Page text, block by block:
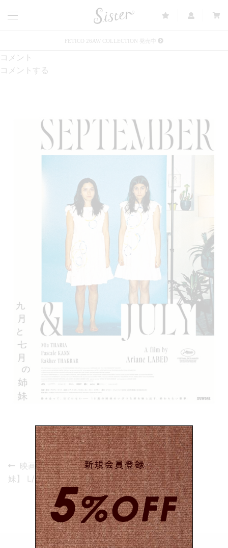
FETICO 26AW COLLECTION 発売中
発売中 : Sister × OJOJO NAITŌ
発売中 : Sister × 前原光榮商店
Summer Sale up to 60%OFF 開催中
コメント
コメントする
投
稿
Previous
post:
映画【九月と七月の姉
妹】 L/S T-shirt/White